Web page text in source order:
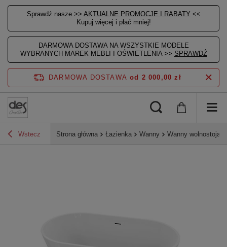
Sprawdź nasze >> AKTUALNE PROMOCJE I RABATY <<
Kupuj więcej i płać mniej!
DARMOWA DOSTAWA NA WSZYSTKIE MODELE
WYBRANYCH MAREK MEBLI I OŚWIETLENIA >> SPRAWDŹ
DARMOWA DOSTAWA od 2 000,00 zł
Wstecz Strona główna Łazienka Wanny Wanny wolnostojące